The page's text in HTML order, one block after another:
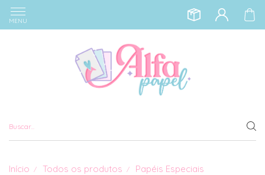
MENU
Início Todos os produtos
Papéis Especiais